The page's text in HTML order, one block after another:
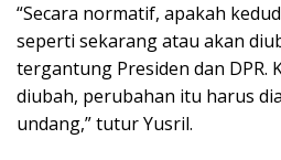
“Secara normatif, apakah
seperti sekarang atau akan
tergantung Presiden dan DPR.
diubah, perubahan itu harus
undang,” tutur Yusril.